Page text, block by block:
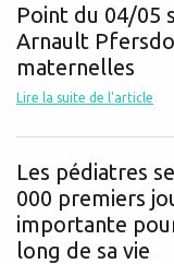
Point du 04/05
Arnault
maternelles
Lire la suite de l'article
Les pédiatres
000 premiers
importante
long de sa vie